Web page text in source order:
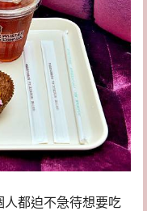
人都迫不急待想要吃